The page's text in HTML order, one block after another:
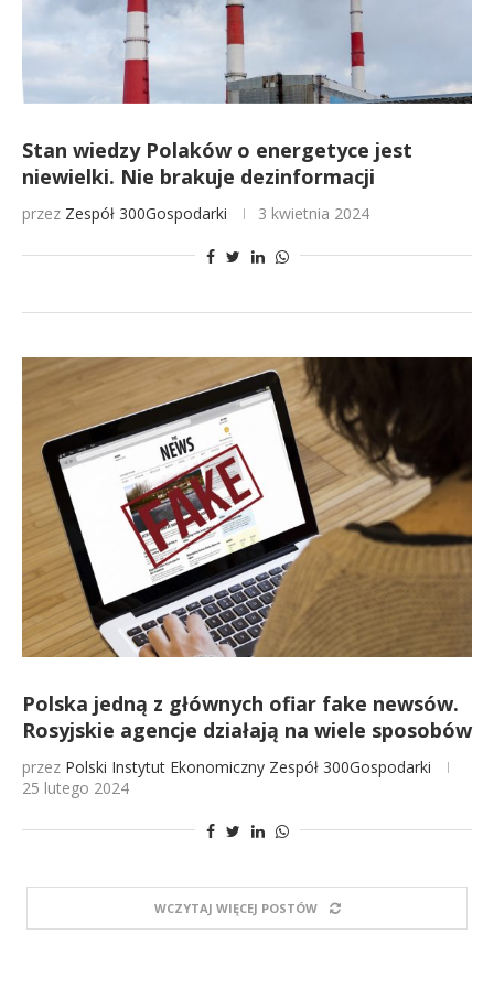
Stan wiedzy Polaków o energetyce jest
niewielki. Nie brakuje dezinformacji
przez Zespół 300Gospodarki 3 kwietnia 2024
Polska jedną z głównych ofiar fake newsów.
Rosyjskie agencje działają na wiele sposobów
przez Polski Instytut Ekonomiczny Zespół 300Gospodarki
25 lutego 2024
WCZYTAJ WIĘCEJ POSTÓW